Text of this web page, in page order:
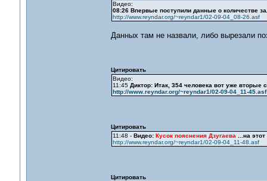
Видео:
08:26 Впервые поступили данные о количестве
http://www.reyndar.org/~reyndar1/02-09-04_08-26.asf
Данных там не назвали, либо вырезали
Цитировать
Видео:
11:45 Диктор: Итак, 354 человека вот уже вторые
http://www.reyndar.org/~reyndar1/02-09-04_11-45.asf
Цитировать
11:48 - Видео: Кусок пояснения Дзугаева ...на
http://www.reyndar.org/~reyndar1/02-09-04_11-48.asf
Цитировать